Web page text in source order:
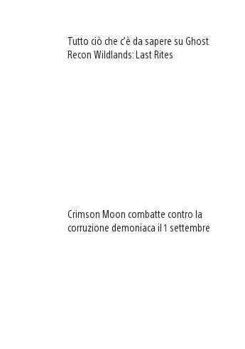
Tutto ciò che c’è da sapere su Ghost
Recon Wildlands: Last Rites
Crimson Moon combatte contro la
corruzione demoniaca il 1 settembre